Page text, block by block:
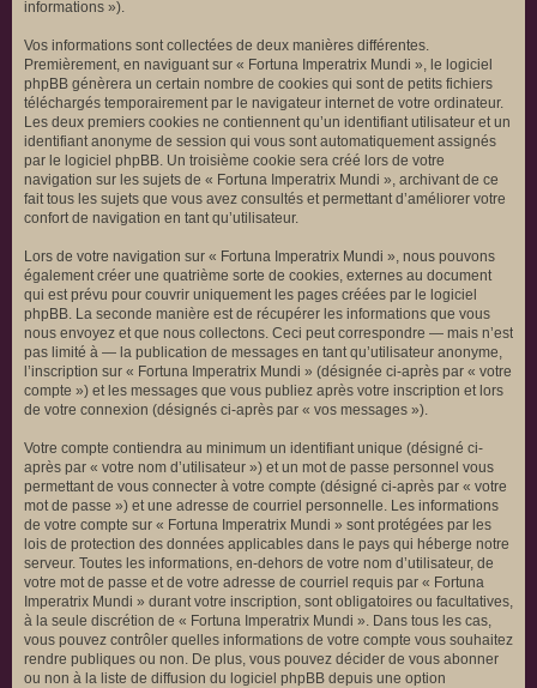
informations »).
Vos informations sont collectées de deux manières différentes.
Premièrement, en naviguant sur « Fortuna Imperatrix Mundi », le logiciel
phpBB génèrera un certain nombre de cookies qui sont de petits fichiers
téléchargés temporairement par le navigateur internet de votre ordinateur.
Les deux premiers cookies ne contiennent qu’un identifiant utilisateur et un
identifiant anonyme de session qui vous sont automatiquement assignés
par le logiciel phpBB. Un troisième cookie sera créé lors de votre
navigation sur les sujets de « Fortuna Imperatrix Mundi », archivant de ce
fait tous les sujets que vous avez consultés et permettant d’améliorer votre
confort de navigation en tant qu’utilisateur.
Lors de votre navigation sur « Fortuna Imperatrix Mundi », nous pouvons
également créer une quatrième sorte de cookies, externes au document
qui est prévu pour couvrir uniquement les pages créées par le logiciel
phpBB. La seconde manière est de récupérer les informations que vous
nous envoyez et que nous collectons. Ceci peut correspondre — mais n’est
pas limité à — la publication de messages en tant qu’utilisateur anonyme,
l’inscription sur « Fortuna Imperatrix Mundi » (désignée ci-après par « votre
compte ») et les messages que vous publiez après votre inscription et lors
de votre connexion (désignés ci-après par « vos messages »).
Votre compte contiendra au minimum un identifiant unique (désigné ci-
après par « votre nom d’utilisateur ») et un mot de passe personnel vous
permettant de vous connecter à votre compte (désigné ci-après par « votre
mot de passe ») et une adresse de courriel personnelle. Les informations
de votre compte sur « Fortuna Imperatrix Mundi » sont protégées par les
lois de protection des données applicables dans le pays qui héberge notre
serveur. Toutes les informations, en-dehors de votre nom d’utilisateur, de
votre mot de passe et de votre adresse de courriel requis par « Fortuna
Imperatrix Mundi » durant votre inscription, sont obligatoires ou facultatives,
à la seule discrétion de « Fortuna Imperatrix Mundi ». Dans tous les cas,
vous pouvez contrôler quelles informations de votre compte vous souhaitez
rendre publiques ou non. De plus, vous pouvez décider de vous abonner
ou non à la liste de diffusion du logiciel phpBB depuis une option